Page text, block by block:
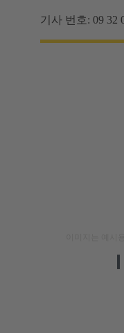
기사 번호: 09 32